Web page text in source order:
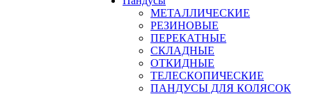
МЕТАЛЛИЧЕСКИЕ
РЕЗИНОВЫЕ
ПЕРЕКАТНЫЕ
СКЛАДНЫЕ
ОТКИДНЫЕ
ТЕЛЕСКОПИЧЕСКИЕ
ПАНДУСЫ ДЛЯ КОЛЯСОК